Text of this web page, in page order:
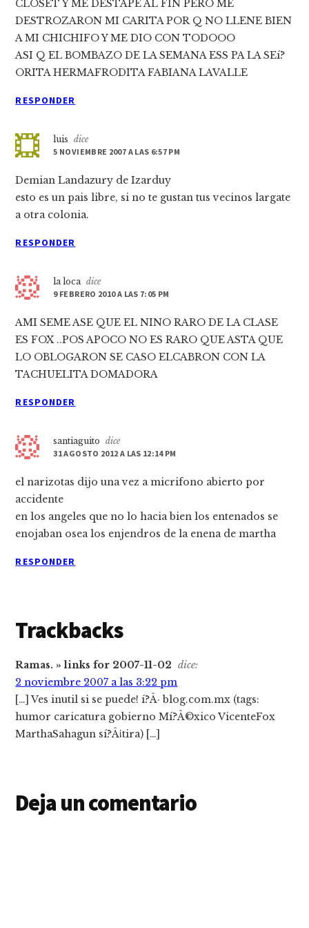
CLOSET Y ME DESTAPE AL FIN PERO ME
DESTROZARON MI CARITA POR Q NO LLENE BIEN
A MI CHICHIFO Y ME DIO CON TODOOO
ASI Q EL BOMBAZO DE LA SEMANA ESS PA LA SEí?
ORITA HERMAFRODITA FABIANA LAVALLE
RESPONDER
luis
dice
5 NOVIEMBRE 2007 A LAS 6:57 PM
Demian Landazury de Izarduy
esto es un pais libre, si no te gustan tus vecinos largate
a otra colonia.
RESPONDER
la loca dice
9 FEBRERO 2010 A LAS 7:05 PM
AMI SEME ASE QUE EL NINO RARO DE LA CLASE
ES FOX ..POS APOCO NO ES RARO QUE ASTA QUE
LO OBLOGARON SE CASO ELCABRON CON LA
TACHUELITA DOMADORA
RESPONDER
santiaguito
dice
31 AGOSTO 2012 A LAS 12:14 PM
el narizotas dijo una vez a micrifono abierto por
accidente
en los angeles que no lo hacia bien los entenados se
enojaban osea los enjendros de la enena de martha
RESPONDER
Trackbacks
Ramas. » links for 2007-11-02 dice:
2 noviembre 2007 a las 3:22 pm
[…] Ves inutil si se puede! í?Â· blog.com.mx (tags:
humor caricatura gobierno Mí?Â©xico VicenteFox
MarthaSahagun sí?Â¡tira) […]
Deja un comentario